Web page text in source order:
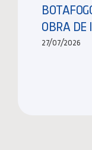
OBRA DE
27/07/2026